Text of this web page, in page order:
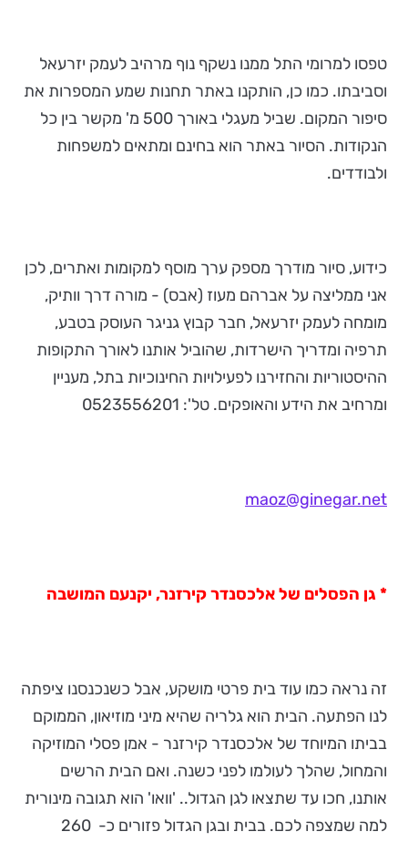
טפסו למרומי התל ממנו נשקף נוף מרהיב לעמק יזרעאל
וסביבתו. כמו כן, הותקנו באתר תחנות שמע המספרות את
סיפור המקום. שביל מעגלי באורך 500 מ' מקשר בין כל
הנקודות. הסיור באתר הוא בחינם ומתאים למשפחות
ולבודדים.
כידוע, סיור מודרך מספק ערך מוסף למקומות ואתרים, לכן
אני ממליצה על אברהם מעוז (אבס) - מורה דרך וותיק,
מומחה לעמק יזרעאל, חבר קבוץ גניגר העוסק בטבע,
תרפיה ומדריך הישרדות, שהוביל אותנו לאורך התקופות
ההיסטוריות והחזירנו לפעילויות החינוכיות בתל, מעניין
ומרחיב את הידע והאופקים. טל': 0523556201
maoz@ginegar.net
* גן הפסלים של אלכסנדר קירזנר, יקנעם המושבה
זה נראה כמו עוד בית פרטי מושקע, אבל כשנכנסנו ציפתה
לנו הפתעה. הבית הוא גלריה שהיא מיני מוזיאון, הממוקם
בביתו המיוחד של אלכסנדר קירזנר - אמן פסלי המוזיקה
והמחול, שהלך לעולמו לפני כשנה. ואם הבית הרשים
אותנו, חכו עד שתצאו לגן הגדול.. 'וואו' הוא תגובה מינורית
למה שמצפה לכם. בבית ובגן הגדול פזורים כ- 260